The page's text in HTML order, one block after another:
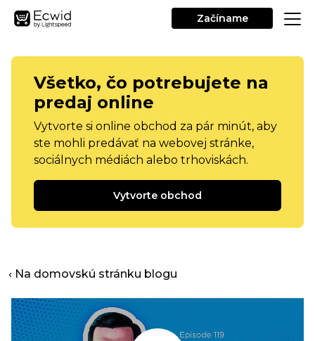
Začíname
Všetko, čo potrebujete na
predaj online
Vytvorte si online obchod za pár minút, aby
ste mohli predávať na webovej stránke,
sociálnych médiách alebo trhoviskách.
Vytvorte obchod
‹ Na domovskú stránku blogu